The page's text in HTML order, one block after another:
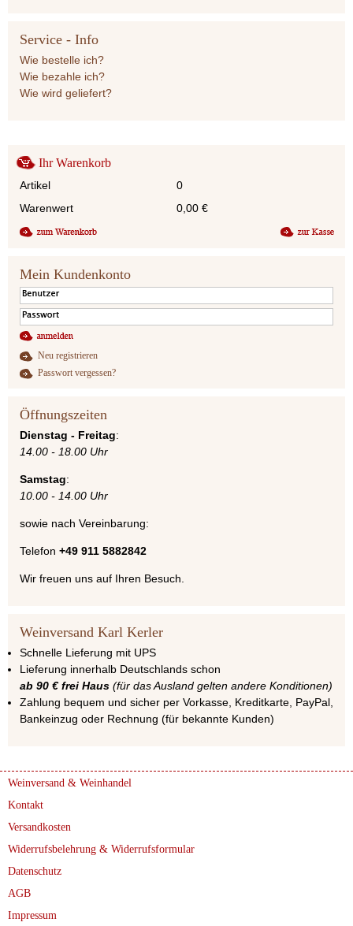
Service - Info
Wie bestelle ich?
Wie bezahle ich?
Wie wird geliefert?
Ihr Warenkorb
Artikel
0
Warenwert
0,00 €
Mein Kundenkonto
Neu registrieren
Passwort vergessen?
Öffnungszeiten
Dienstag - Freitag:
14.00 - 18.00 Uhr
Samstag:
10.00 - 14.00 Uhr
sowie nach Vereinbarung:
Telefon +49 911 5882842
Wir freuen uns auf Ihren Besuch.
Weinversand Karl Kerler
Schnelle Lieferung mit UPS
Lieferung innerhalb Deutschlands schon
ab 90 € frei Haus (für das Ausland gelten andere Konditionen)
Zahlung bequem und sicher per Vorkasse, Kreditkarte, PayPal,
Bankeinzug oder Rechnung (für bekannte Kunden)
Weinversand & Weinhandel
Kontakt
Versandkosten
Widerrufsbelehrung & Widerrufsformular
Datenschutz
AGB
Impressum